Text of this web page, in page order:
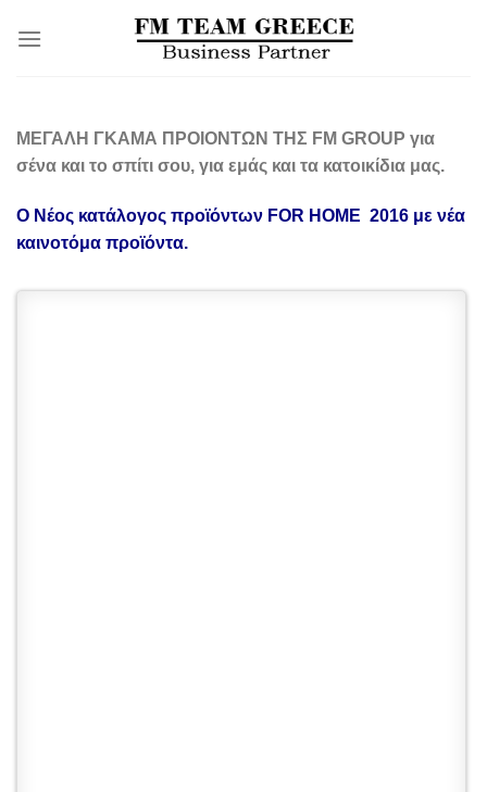
στο
ΜΕΓΑΛΗ ΓΚΑΜΑ ΠΡΟΙΟΝΤΩΝ ΤΗΣ FM GROUP για
σένα και το σπίτι σου, για εμάς και τα κατοικίδια μας.
Ο Νέος κατάλογος προϊόντων FOR HOME 2016 με νέα
καινοτόμα προϊόντα.